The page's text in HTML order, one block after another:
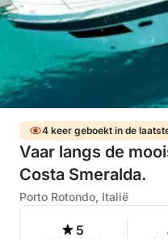
4 keer geboekt in de
Vaar langs de
Costa Smeralda.
Porto Rotondo, Italië
5